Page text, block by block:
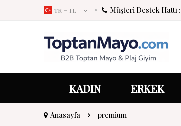
TR − TL Müşteri Destek Hattı :
KADIN ERKEK
Anasayfa premium